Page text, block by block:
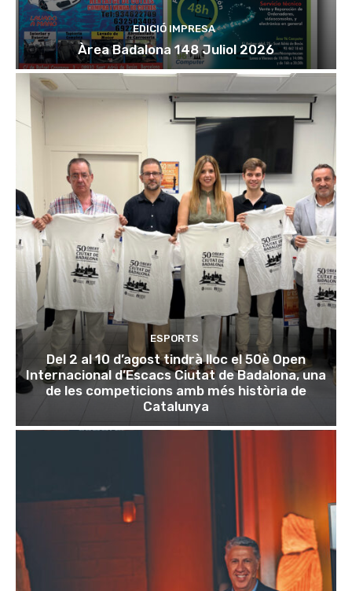
EDICIÓ IMPRESA
Àrea Badalona 148 Juliol 2026
ESPORTS
Del 2 al 10 d’agost tindrà lloc el 50è Open
Internacional d’Escacs Ciutat de Badalona, una
de les competicions amb més història de
Catalunya